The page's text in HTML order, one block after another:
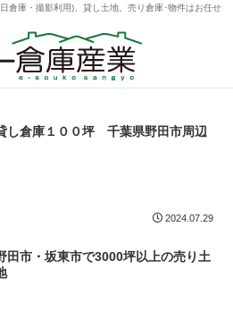
倉庫・撮影利用)、貸し土地、売り倉庫･物件はお任せ
し倉庫１００坪 千葉県野田市周辺
2024.07.29
田市・坂東市で3000坪以上の売り土